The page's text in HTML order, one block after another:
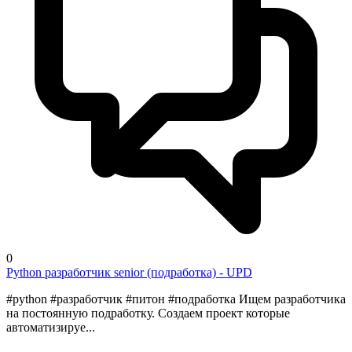
0
Python разработчик senior (подработка) - UPD
#python #разработчик #питон #подработка Ищем разработчика
на постоянную подработку. Создаем проект которые
автоматизируе...